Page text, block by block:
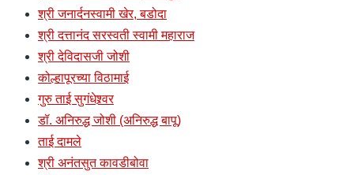
श्री जनार्दनस्वामी खेर, बडोदा
श्री दत्तानंद सरस्वती स्वामी महाराज
श्री देविदासजी जोशी
कोल्हापूरच्या विठामाई
गुरु ताई सुगंधेश्र्वर
डॉ. अनिरुद्ध जोशी (अनिरुद्ध बापू)
ताई दामले
श्री अनंतसुत कावडीबोवा